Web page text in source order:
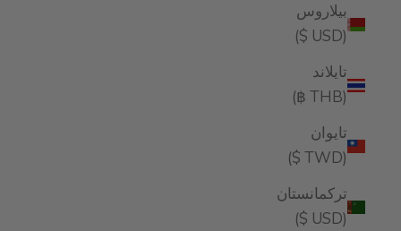
بيلاروس
(USD $)
تايلاند
(THB ฿)
تايوان
(TWD $)
تركمانستان
(USD $)